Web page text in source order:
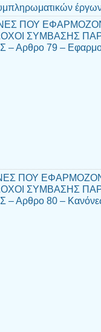
ΠΟΥ
ΣΥΜΒΑΣΗΣ
79 –
ΠΟΥ
ΣΥΜΒΑΣΗΣ
80 – Κανόνες